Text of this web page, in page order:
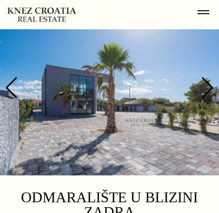
ODMARALIŠTE U BLIZINI